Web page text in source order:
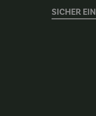
SICHER